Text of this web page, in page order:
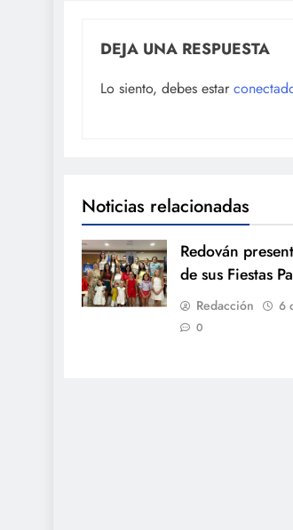
DEJA UNA RESPUESTA
Lo siento, debes estar
Noticias relacionadas
Redován
de sus Fiestas
Redacción 6
0